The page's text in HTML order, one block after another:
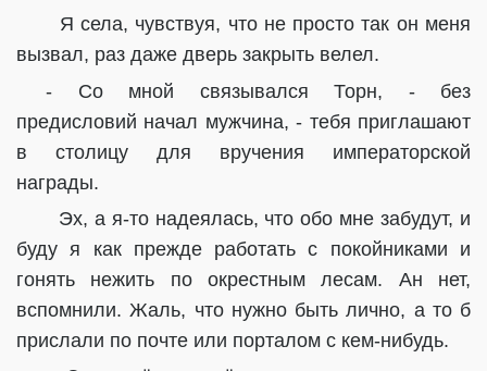
Я села, чувствуя, что не просто так он меня
вызвал, раз даже дверь закрыть велел.
- Со мной связывался Торн, - без
предисловий начал мужчина, - тебя приглашают
в столицу для вручения императорской
награды.
Эх, а я-то надеялась, что обо мне забудут, и
буду я как прежде работать с покойниками и
гонять нежить по окрестным лесам. Ан нет,
вспомнили. Жаль, что нужно быть лично, а то б
прислали по почте или порталом с кем-нибудь.